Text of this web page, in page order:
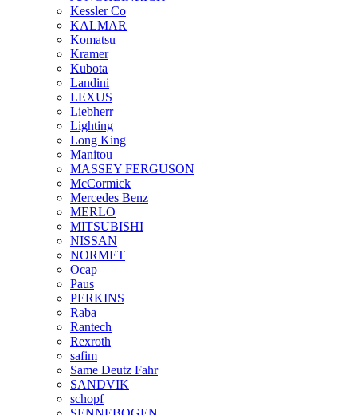
Kessler Co
KALMAR
Komatsu
Kramer
Kubota
Landini
LEXUS
Liebherr
Lighting
Long King
Manitou
MASSEY FERGUSON
McCormick
Mercedes Benz
MERLO
MITSUBISHI
NISSAN
NORMET
Ocap
Paus
PERKINS
Raba
Rantech
Rexroth
safim
Same Deutz Fahr
SANDVIK
schopf